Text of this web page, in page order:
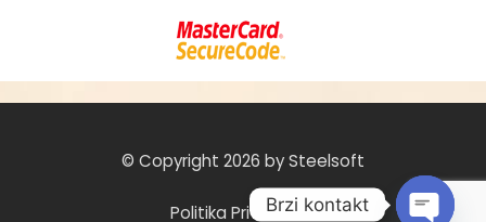
© Copyright 2026 by Steelsoft
Politika PrivatnostiBrzi kontakt